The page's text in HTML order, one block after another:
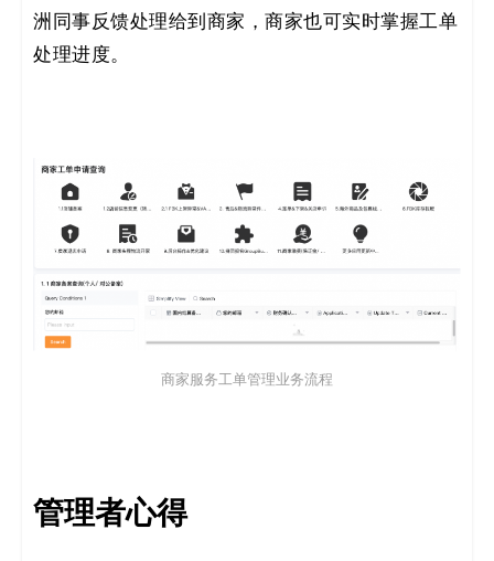
洲同事反馈处理给到商家，商家也可实时掌握工单
处理进度。
商家服务工单管理业务流程
管理者心得